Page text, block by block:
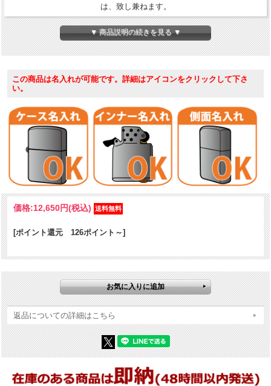
は、致し兼ねます。
ANNESTOKES（アン・ストークス）は、英国ヨークシャー在住のフ
ァンタジー・アーティストです。
を世に送り出し、世界中にファンが彼女の芸術に酔いしれています。
た。
ヨーロッパの代理店が企画した国内未発表作です。
ケース形状：レギュラー・ケース
加工表面処理：Abyss｜プリント
その他：ヨーロッパ直輸入(日本未発表)
▼ 商品説明の続きを見る ▼
この商品は名入れが可能です。詳細はアイコンをクリックして下さ
い。
価格:12,650円(税込)
[ポイント還元 126ポイント～]
返品についての詳細はこちら